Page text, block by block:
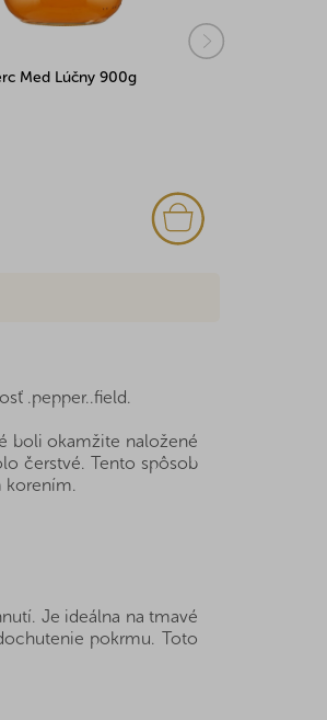
Med Lúčny 900g
.pepper..field.
boli okamžite naložené
čerstvé. Tento spôsob
korením.
Je ideálna na tmavé
pokrmu. Toto